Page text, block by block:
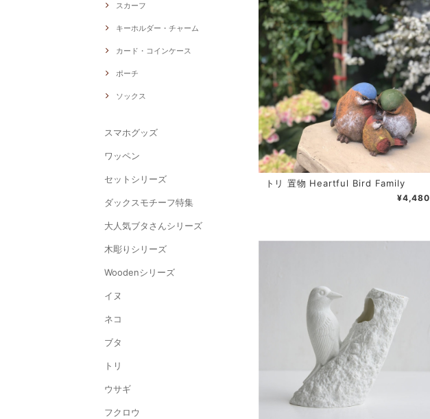
スカーフ
キーホルダー・チャーム
カード・コインケース
ポーチ
ソックス
スマホグッズ
ワッペン
セットシリーズ
ダックスモチーフ特集
大人気ブタさんシリーズ
木彫りシリーズ
Woodenシリーズ
イヌ
ネコ
ブタ
トリ
ウサギ
フクロウ
トリ 置物 Heartful Bird Family
¥4,480